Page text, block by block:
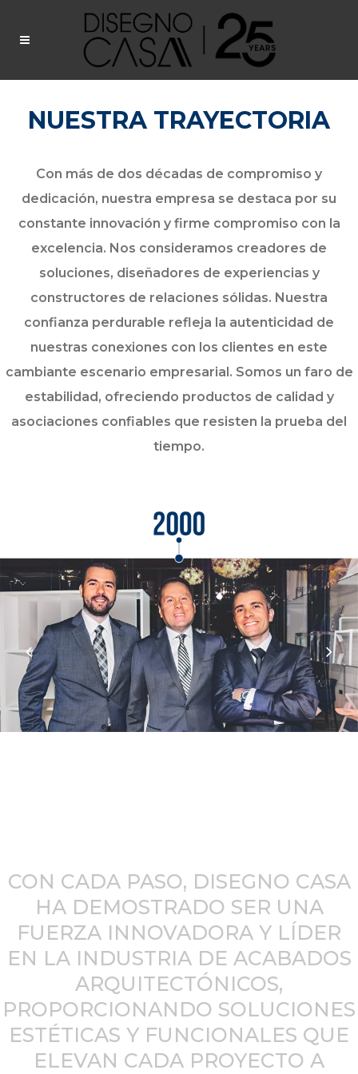
NUESTRA TRAYECTORIA
Con más de dos décadas de compromiso y
dedicación, nuestra empresa se destaca por su
constante innovación y firme compromiso con la
excelencia. Nos consideramos creadores de
soluciones, diseñadores de experiencias y
constructores de relaciones sólidas. Nuestra
confianza perdurable refleja la autenticidad de
nuestras conexiones con los clientes en este
cambiante escenario empresarial. Somos un faro de
estabilidad, ofreciendo productos de calidad y
asociaciones confiables que resisten la prueba del
tiempo.
CON CADA PASO, DISEGNO CASA
HA DEMOSTRADO SER UNA
FUERZA INNOVADORA Y LÍDER
EN LA INDUSTRIA DE ACABADOS
ARQUITECTÓNICOS,
PROPORCIONANDO SOLUCIONES
ESTÉTICAS Y FUNCIONALES QUE
ELEVAN CADA PROYECTO A